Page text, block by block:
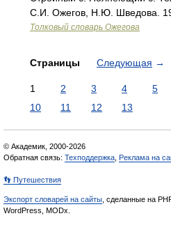
С.И. Ожегов, Н.Ю. Шведова.
Толковый словарь Ожегова
Страницы Следующая →
1 2 3 4 5
10
11 12 13
© Академик, 2000-2026
Обратная связь: Техподдержка Реклама на
👣 Путешествия
Экспорт словарей на сайты , сделанные на
WordPress, MODx.